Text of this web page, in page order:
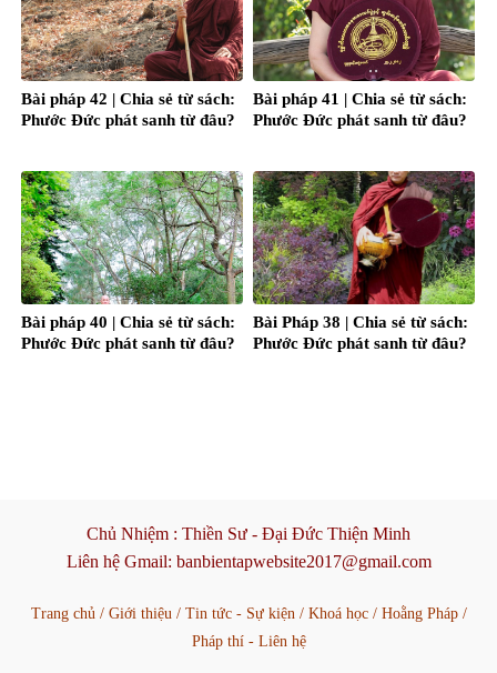
Bài pháp 42 | Chia sẻ từ sách:
Phước Đức phát sanh từ đâu?
Bài pháp 41 | Chia sẻ từ sách:
Phước Đức phát sanh từ đâu?
Bài pháp 40 | Chia sẻ từ sách:
Phước Đức phát sanh từ đâu?
Bài Pháp 38 | Chia sẻ từ sách:
Phước Đức phát sanh từ đâu?
Chủ Nhiệm : Thiền Sư - Đại Đức Thiện Minh
Liên hệ Gmail: banbientapwebsite2017@gmail.com
Trang chủ / Giới thiệu / Tin tức - Sự kiện / Khoá học/ Hoằng Pháp/
Pháp thí - Liên hệ